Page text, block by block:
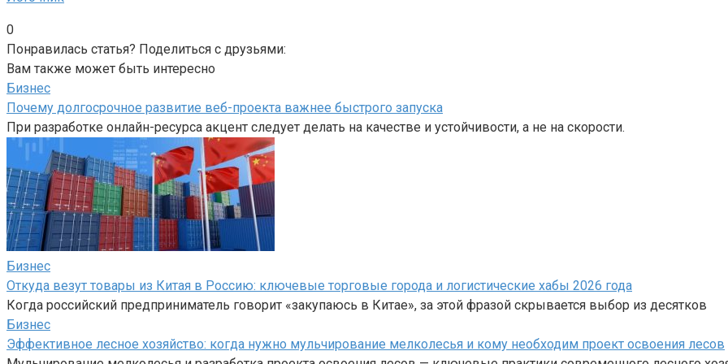
0
Понравилась статья? Поделиться с друзьями:
Вам также может быть интересно
Бизнес
Почему долгосрочное развитие веб-проекта важнее быстрого запуска
При разработке онлайн-ресурса акцент следует делать на качестве и устойчивости, а не на скорости.
Бизнес
Откуда везут товары из Китая в Россию: ключевые торговые города и логистические хабы 2026 года
Когда российский предприниматель говорит «закупаюсь в Китае», за этой фразой скрывается выбор из десятков
Бизнес
Эффективное лесное хозяйство: когда нужно мульчирование мелколесья и кому необходим проект освоения лесов